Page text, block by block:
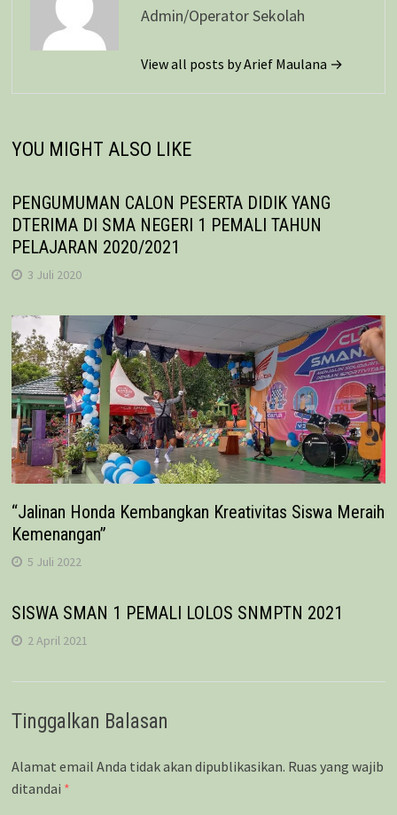
Admin/Operator Sekolah
View all posts by Arief Maulana →
YOU MIGHT ALSO LIKE
PENGUMUMAN CALON PESERTA DIDIK YANG
DTERIMA DI SMA NEGERI 1 PEMALI TAHUN
PELAJARAN 2020/2021
3 Juli 2020
“Jalinan Honda Kembangkan Kreativitas Siswa Meraih
Kemenangan”
5 Juli 2022
SISWA SMAN 1 PEMALI LOLOS SNMPTN 2021
2 April 2021
Tinggalkan Balasan
Alamat email Anda tidak akan dipublikasikan. Ruas yang wajib
ditandai *